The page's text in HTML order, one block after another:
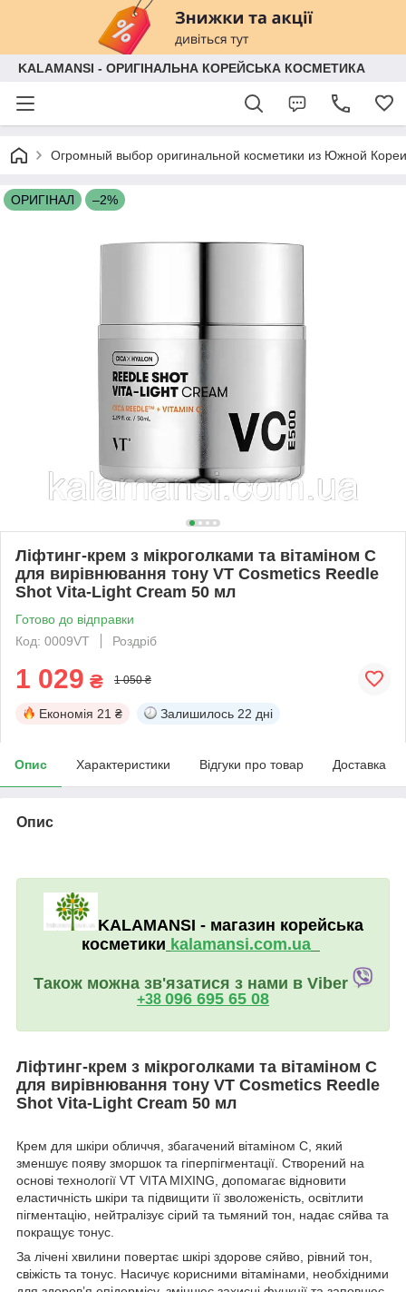
KALAMANSI - ОРИГІНАЛЬНА КОРЕЙСЬКА КОСМЕТИКА
Огромный выбор оригинальной косметики из Южной
ОРИГІНАЛ –2%
Ліфтинг-крем з мікроголками та вітаміном С
для вирівнювання тону VT Cosmetics Reedle
Shot Vita-Light Cream 50 мл
Готово до відправки
Код: 0009VT
Роздріб
1 029 ₴ 1 050 ₴
Економія 21 ₴ Залишилось 22 дні
Опис Характеристики Відгуки про товар Доставка
Опис
KALAMANSI - магазин корейська
косметики kalamansi.com.ua
Також можна зв'язатися з нами в Viber
+38 096 695 65 08
Ліфтинг-крем з мікроголками та вітаміном С
для вирівнювання тону VT Cosmetics Reedle
Shot Vita-Light Cream 50 мл
Крем для шкіри обличчя, збагачений вітаміном С, який
зменшує появу зморшок та гіперпігментації. Створений на
основі технології VT VITA MIXING, допомагає відновити
еластичність шкіри та підвищити її зволоженість, освітлити
пігментацію, нейтралізує сірий та тьмяний тон, надає сяйва та
покращує тонус.
За лічені хвилини повертає шкірі здорове сяйво, рівний тон,
свіжість та тонус. Насичує корисними вітамінами, необхідними